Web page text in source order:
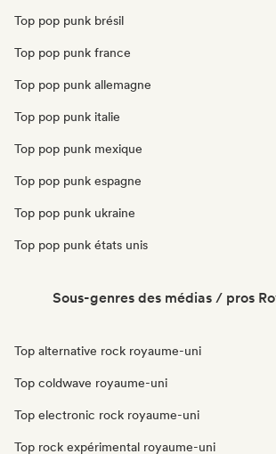
Top pop punk brésil
Top pop punk france
Top pop punk allemagne
Top pop punk italie
Top pop punk mexique
Top pop punk espagne
Top pop punk ukraine
Top pop punk états unis
Sous-genres des médias / pros
Top alternative rock royaume-uni
Top coldwave royaume-uni
Top electronic rock royaume-uni
Top rock expérimental royaume-uni